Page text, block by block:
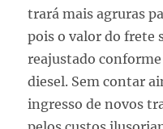
trará mais agruras
pois o valor do frete
reajustado
diesel. Sem contar
ingresso de novos